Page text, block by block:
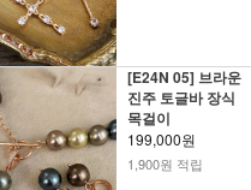
[E24N 05] 브라운
진주 토글바 장식
목걸이
199,000원
1,900원 적립